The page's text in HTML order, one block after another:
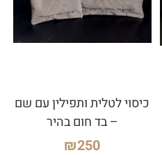
כיסוי לטלית ותפילין עם שם
– בד חום בהיר
₪250